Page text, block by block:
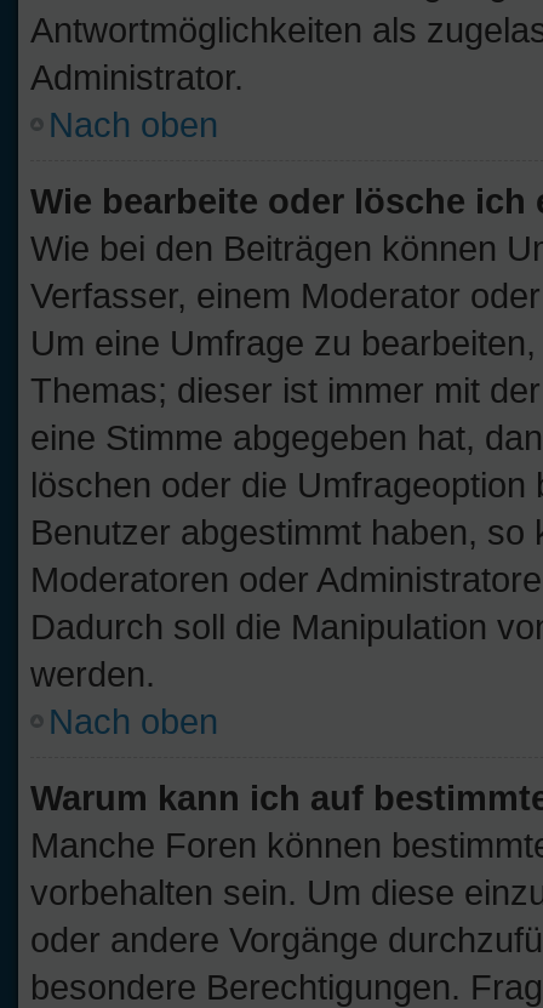
Antwortmöglichkeiten als
Administrator.
Nach oben
Wie bearbeite oder lösche ich
Wie bei den Beiträgen können
Verfasser, einem Moderator
Um eine Umfrage zu
Themas; dieser ist immer mit
eine Stimme abgegeben hat,
löschen oder die
Benutzer abgestimmt haben,
Moderatoren oder
Dadurch soll die Manipulation
werden.
Nach oben
Warum kann ich auf
Manche Foren können
vorbehalten sein. Um diese
oder andere Vorgänge
besondere Berechtigungen.